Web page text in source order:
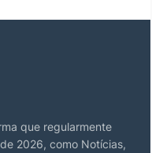
que regularmente
2026, como Notícias,